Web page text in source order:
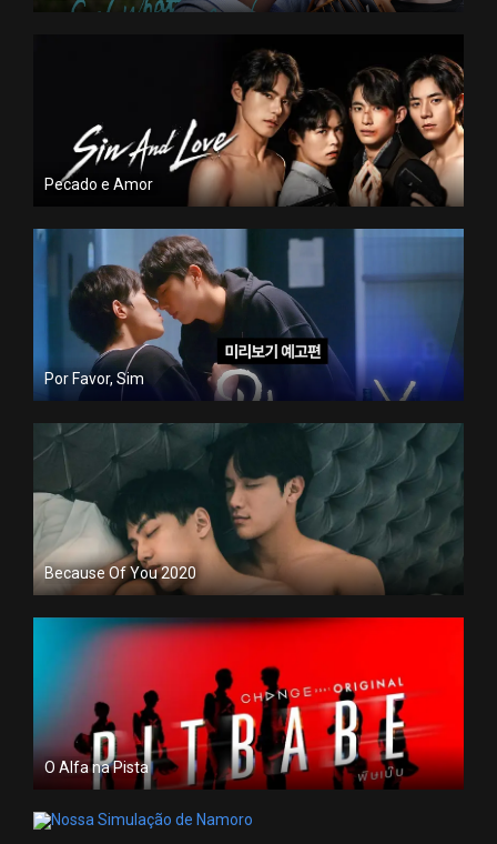
Pecado e Amor
Por Favor, Sim
Because Of You 2020
O Alfa na Pista